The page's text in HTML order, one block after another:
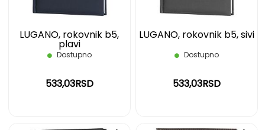
LUGANO, rokovnik b5,
plavi
Dostupno
533,03RSD
LUGANO, rokovnik b5, sivi
Dostupno
533,03RSD